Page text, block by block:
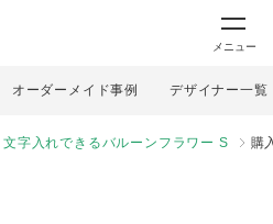
メニュー
オーダーメイド事例 デザイナー一覧
文字入れできるバルーンフラワー S 購